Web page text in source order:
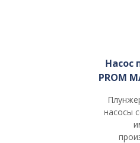
Насос
PROM
насосы